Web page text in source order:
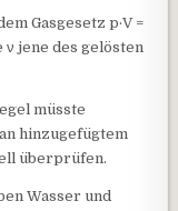
Gasgesetz p·V =
ν jene des gelösten
müsste
hinzugefügtem
überprüfen.
Wasser und